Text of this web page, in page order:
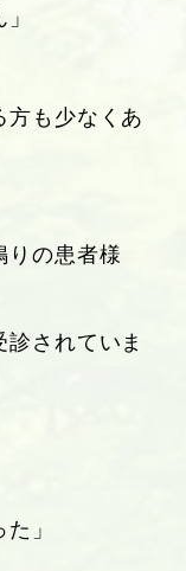
も少なくあ
りの患者様
されていま
」